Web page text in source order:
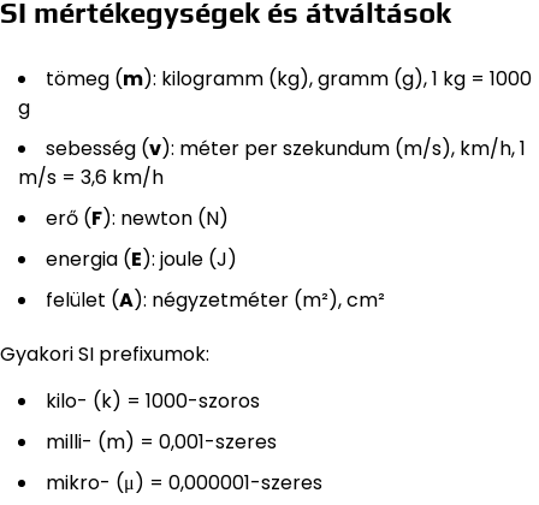
SI mértékegységek és átváltások
tömeg (m): kilogramm (kg), gramm (g), 1 kg = 1000
g
sebesség (v): méter per szekundum (m/s), km/h, 1
m/s = 3,6 km/h
erő (F): newton (N)
energia (E): joule (J)
felület (A): négyzetméter (m²), cm²
Gyakori SI prefixumok:
kilo- (k) = 1000-szoros
milli- (m) = 0,001-szeres
mikro- (μ) = 0,000001-szeres